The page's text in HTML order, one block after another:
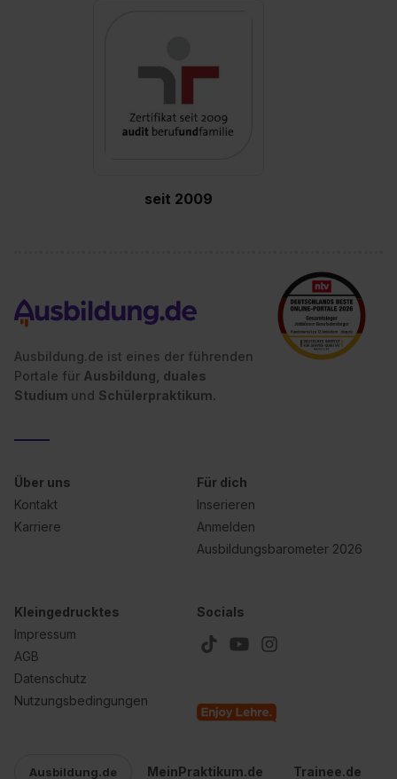
seit 2009
Ausbildung.de ist eines der führenden
Portale für Ausbildung, duales
Studium und Schülerpraktikum.
Über uns
Kontakt
Karriere
Für dich
Inserieren
Anmelden
Ausbildungsbarometer 2026
Kleingedrucktes
Impressum
AGB
Datenschutz
Nutzungsbedingungen
Socials
Ausbildung.de MeinPraktikum.de Trainee.de